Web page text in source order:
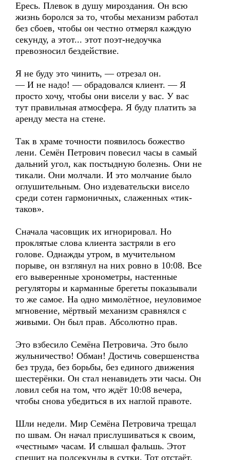
Ересь. Плевок в душу мироздания. Он всю
жизнь боролся за то, чтобы механизм работал
без сбоев, чтобы он честно отмерял каждую
секунду, а этот... этот поэт-недоучка
превозносил бездействие.
Я не буду это чинить, — отрезал он.
— И не надо! — обрадовался клиент. — Я
просто хочу, чтобы они висели у вас. У вас
тут правильная атмосфера. Я буду платить за
аренду места на стене.
Так в храме точности появилось божество
лени. Семён Петрович повесил часы в самый
дальний угол, как постыдную болезнь. Они не
тикали. Они молчали. И это молчание было
оглушительным. Оно издевательски висело
среди сотен гармоничных, слаженных «тик-
таков».
Сначала часовщик их игнорировал. Но
проклятые слова клиента застряли в его
голове. Однажды утром, в мучительном
порыве, он взглянул на них ровно в 10:08. Все
его выверенные хронометры, настенные
регуляторы и карманные брегеты показывали
то же самое. На одно мимолётное, неуловимое
мгновение, мёртвый механизм сравнялся с
живыми. Он был прав. Абсолютно прав.
Это взбесило Семёна Петровича. Это было
жульничество! Обман! Достичь совершенства
без труда, без борьбы, без единого движения
шестерёнки. Он стал ненавидеть эти часы. Он
ловил себя на том, что ждёт 10:08 вечера,
чтобы снова убедиться в их наглой правоте.
Шли недели. Мир Семёна Петровича трещал
по швам. Он начал прислушиваться к своим,
«честным» часам. И слышал фальшь. Этот
спешит на полсекунды в сутки. Тот отстаёт.